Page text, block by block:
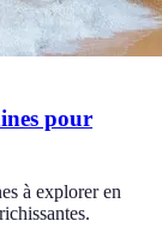
pour
à explorer en